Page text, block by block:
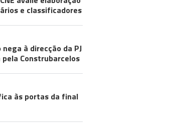
e classificadores
à direcção da PJ
Construbarcelos
às portas da final